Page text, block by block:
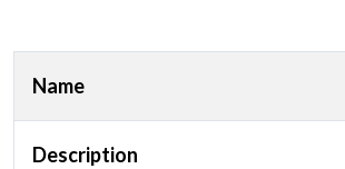
Name
Description